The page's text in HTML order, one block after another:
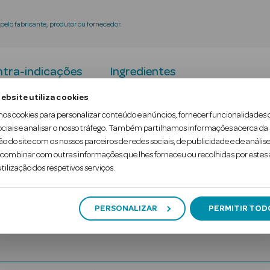
utiliza cookies
cookies para personalizar conteúdo e anúncios, fornecer funcionalidades
e analisar o nosso tráfego. Também partilhamos informações acerca da
do site com os nossos parceiros de redes sociais, de publicidade e de
com outras informações que lhes forneceu ou recolhidas por estes
dos respetivos serviços.
PERSONALIZAR PERMITIR
fabricante, produtor ou fornecedor.
indicações Ingredientes
promovem uma sensação calmante imediata.
uma sensação de conforto e hidratação. O
mais suave e mais brilhante.